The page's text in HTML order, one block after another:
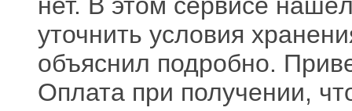
уточнить условия
объяснил подробно.
Оплата при получении,